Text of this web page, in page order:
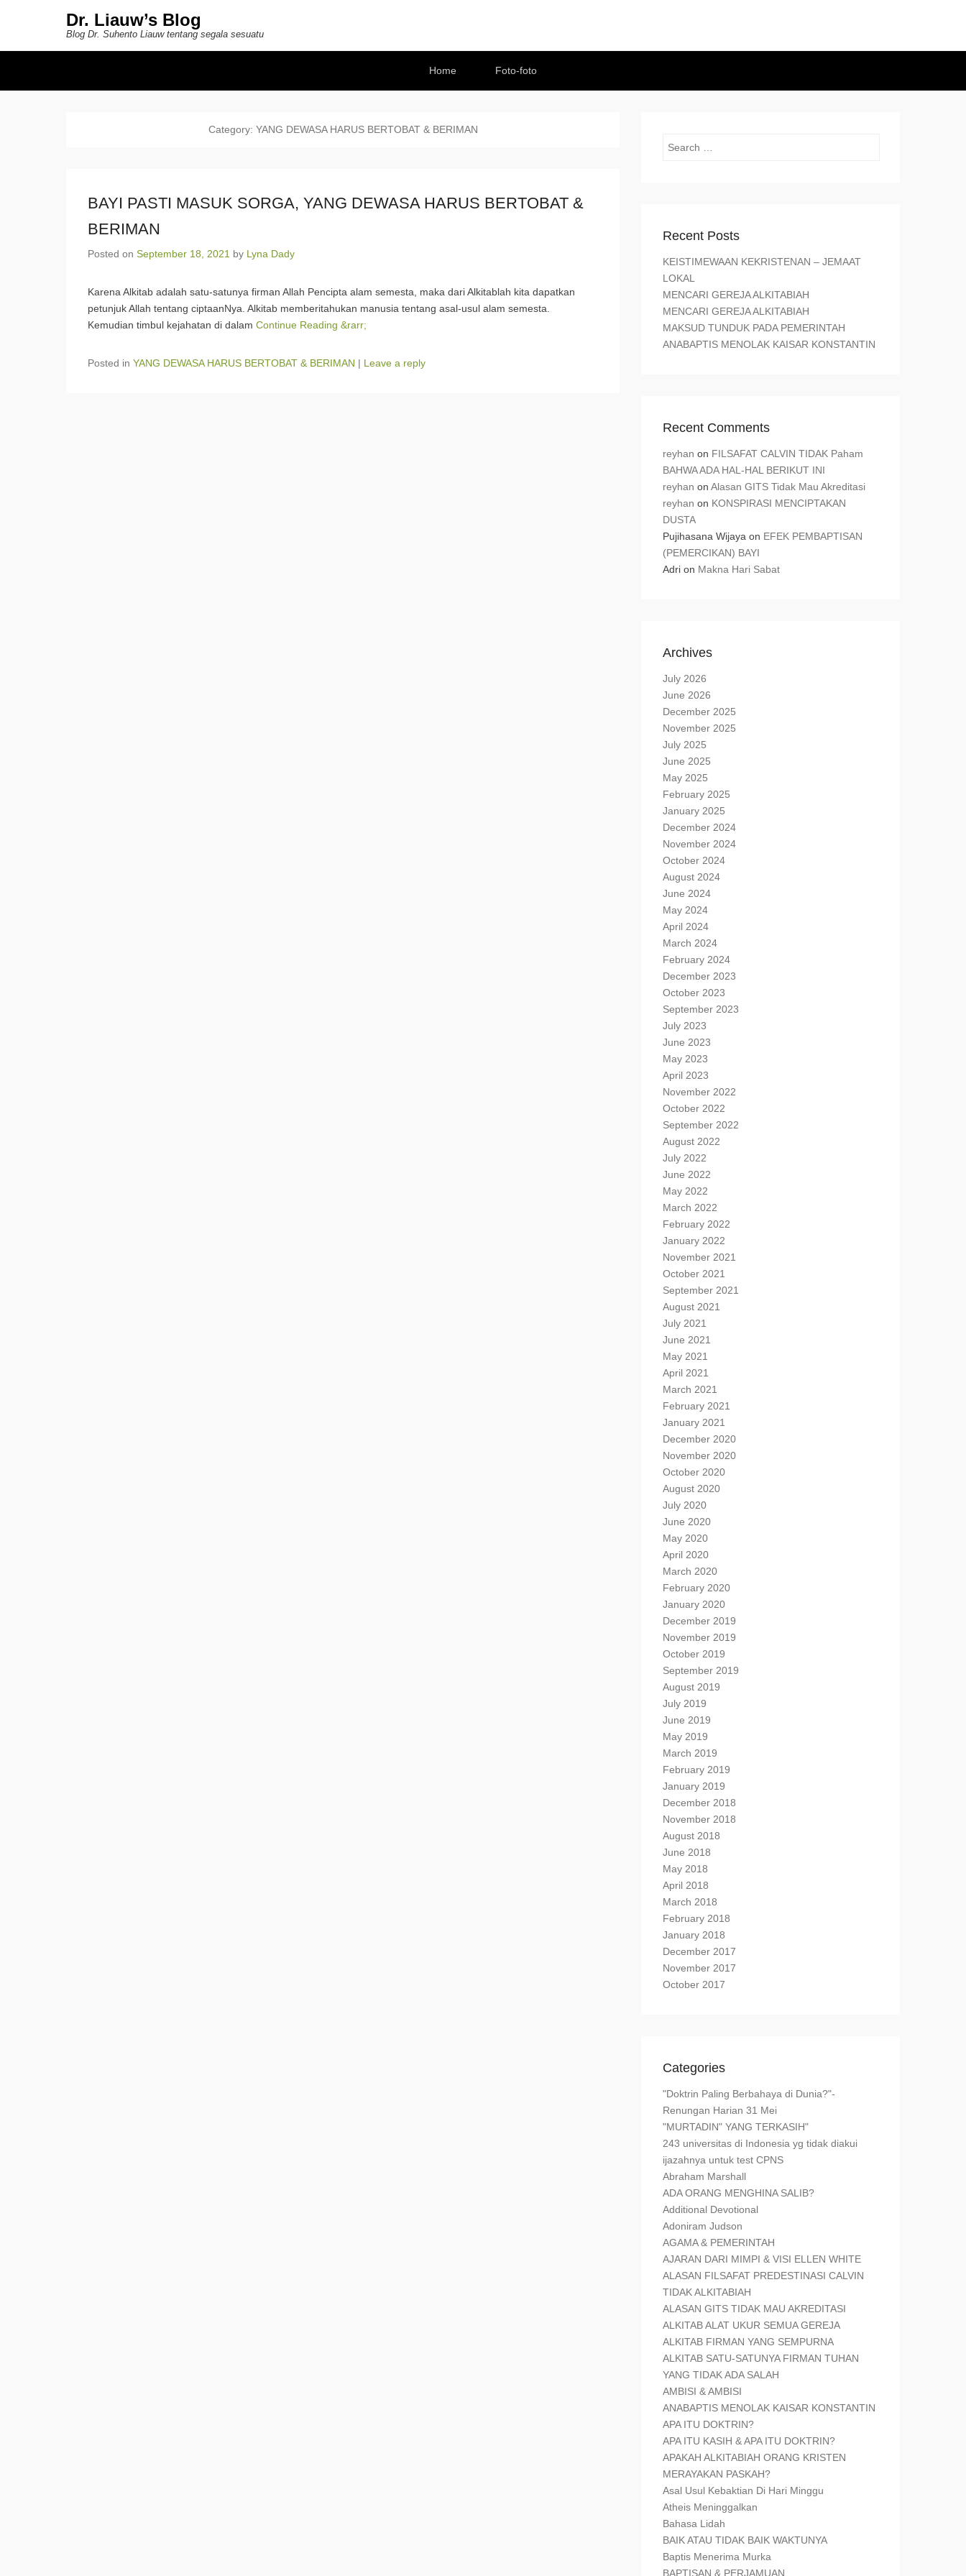
Dr. Liauw’s Blog
Blog Dr. Suhento Liauw tentang segala sesuatu
Home
Foto-foto
Category: YANG DEWASA HARUS BERTOBAT & BERIMAN
BAYI PASTI MASUK SORGA, YANG DEWASA HARUS BERTOBAT &
BERIMAN
Posted on September 18, 2021 by Lyna Dady
Karena Alkitab adalah satu-satunya firman Allah Pencipta alam semesta, maka dari Alkitablah kita dapatkan
petunjuk Allah tentang ciptaanNya. Alkitab memberitahukan manusia tentang asal-usul alam semesta.
Kemudian timbul kejahatan di dalam Continue Reading &rarr;
Posted in YANG DEWASA HARUS BERTOBAT & BERIMAN | Leave a reply
Search
Recent Posts
KEISTIMEWAAN KEKRISTENAN – JEMAAT
LOKAL
MENCARI GEREJA ALKITABIAH
MENCARI GEREJA ALKITABIAH
MAKSUD TUNDUK PADA PEMERINTAH
ANABAPTIS MENOLAK KAISAR KONSTANTIN
Recent Comments
reyhan on FILSAFAT CALVIN TIDAK Paham
BAHWA ADA HAL-HAL BERIKUT INI
reyhan on Alasan GITS Tidak Mau Akreditasi
reyhan on KONSPIRASI MENCIPTAKAN
DUSTA
Pujihasana Wijaya on EFEK PEMBAPTISAN
(PEMERCIKAN) BAYI
Adri on Makna Hari Sabat
Archives
July 2026
June 2026
December 2025
November 2025
July 2025
June 2025
May 2025
February 2025
January 2025
December 2024
November 2024
October 2024
August 2024
June 2024
May 2024
April 2024
March 2024
February 2024
December 2023
October 2023
September 2023
July 2023
June 2023
May 2023
April 2023
November 2022
October 2022
September 2022
August 2022
July 2022
June 2022
May 2022
March 2022
February 2022
January 2022
November 2021
October 2021
September 2021
August 2021
July 2021
June 2021
May 2021
April 2021
March 2021
February 2021
January 2021
December 2020
November 2020
October 2020
August 2020
July 2020
June 2020
May 2020
April 2020
March 2020
February 2020
January 2020
December 2019
November 2019
October 2019
September 2019
August 2019
July 2019
June 2019
May 2019
March 2019
February 2019
January 2019
December 2018
November 2018
August 2018
June 2018
May 2018
April 2018
March 2018
February 2018
January 2018
December 2017
November 2017
October 2017
Categories
"Doktrin Paling Berbahaya di Dunia?"-
Renungan Harian 31 Mei
"MURTADIN" YANG TERKASIH"
243 universitas di Indonesia yg tidak diakui
ijazahnya untuk test CPNS
Abraham Marshall
ADA ORANG MENGHINA SALIB?
Additional Devotional
Adoniram Judson
AGAMA & PEMERINTAH
AJARAN DARI MIMPI & VISI ELLEN WHITE
ALASAN FILSAFAT PREDESTINASI CALVIN
TIDAK ALKITABIAH
ALASAN GITS TIDAK MAU AKREDITASI
ALKITAB ALAT UKUR SEMUA GEREJA
ALKITAB FIRMAN YANG SEMPURNA
ALKITAB SATU-SATUNYA FIRMAN TUHAN
YANG TIDAK ADA SALAH
AMBISI & AMBISI
ANABAPTIS MENOLAK KAISAR KONSTANTIN
APA ITU DOKTRIN?
APA ITU KASIH & APA ITU DOKTRIN?
APAKAH ALKITABIAH ORANG KRISTEN
MERAYAKAN PASKAH?
Asal Usul Kebaktian Di Hari Minggu
Atheis Meninggalkan
Bahasa Lidah
BAIK ATAU TIDAK BAIK WAKTUNYA
Baptis Menerima Murka
BAPTISAN & PERJAMUAN